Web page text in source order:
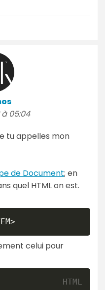
à 05:04
tu appelles mon
de Document; en
quel HTML on est.
celui pour